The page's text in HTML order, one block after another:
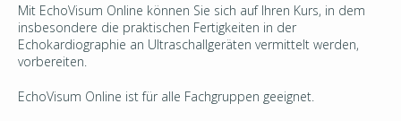
Mit EchoVisum Online können Sie sich auf Ihren Kurs, in dem
insbesondere die praktischen Fertigkeiten in der
Echokardiographie an Ultraschallgeräten vermittelt werden,
vorbereiten.
EchoVisum Online ist für alle Fachgruppen geeignet.